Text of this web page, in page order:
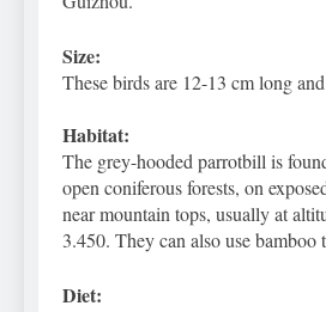
Size:
These birds are 12-13 cm long
Habitat:
The grey-hooded parrotbill is
open coniferous forests, on
near mountain tops, usually at
3.450. They can also use bamboo
Diet: